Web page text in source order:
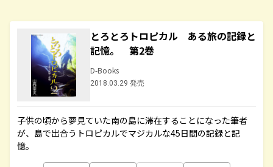
とろとろトロピカル ある旅の記録と
記憶。 第2巻
D-Books
2018.03.29 発売
子供の頃から夢見ていた南の島に滞在することになった筆者
が、島で出合うトロピカルでマジカルな45日間の記録と記
憶。